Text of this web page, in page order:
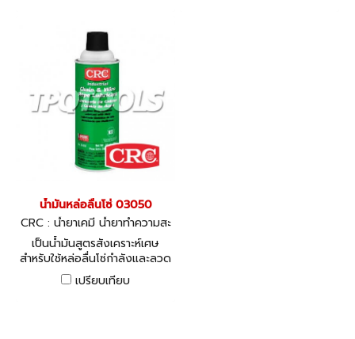
น้ำมันหล่อลื่นโซ่ 03050
CRC : น้ำยาเคมี น้ำยาทำความสะ
อาด ซิลิโคน
เป็นน้ำมันสูตรสังเคราะห์เศษ
สำหรับใช้หล่อลื่นโซ่กำลังและลวด
สลิง
เปรียบเทียบ